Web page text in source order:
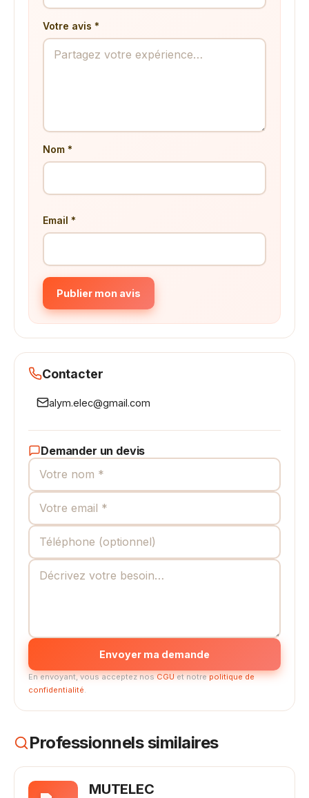
Votre avis *
Nom *
Email *
Publier mon avis
Contacter
alym.elec@gmail.com
Demander un devis
Envoyer ma demande
En envoyant, vous acceptez nosCGUet notrepolitique de
confidentialité
Professionnels similaires
MUTELEC